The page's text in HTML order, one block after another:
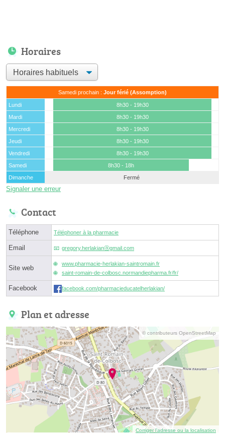
Horaires
Samedi prochain : Jour férié (Assomption)
Lundi
8h30 - 19h30
Mardi
8h30 - 19h30
Mercredi
8h30 - 19h30
Jeudi
8h30 - 19h30
Vendredi
8h30 - 19h30
Samedi
8h30 - 18h
Dimanche
Fermé
Signaler une erreur
Contact
Téléphone Téléphoner à la pharmacie
Email gregory.herlakianⓐgmail.com
Site web
www.pharmacie-herlakian-saintromain.fr
saint-romain-de-colbosc.normandiepharma.fr/fr/
Facebook facebook.com/pharmacieducatelherlakian/
Plan et adresse
© contributeurs OpenStreetMap
Corriger l’adresse ou la localisation